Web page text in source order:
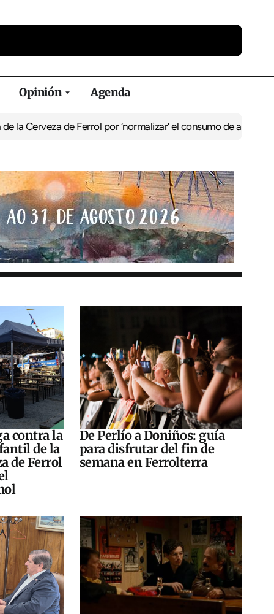
Opinión Agenda
Ferrol por ‘normalizar’ el consumo de alcoholDe Perlío a
contra la
de la
de Ferrol
De Perlío a Doniños: guía
para disfrutar del fin de
semana en Ferrolterra